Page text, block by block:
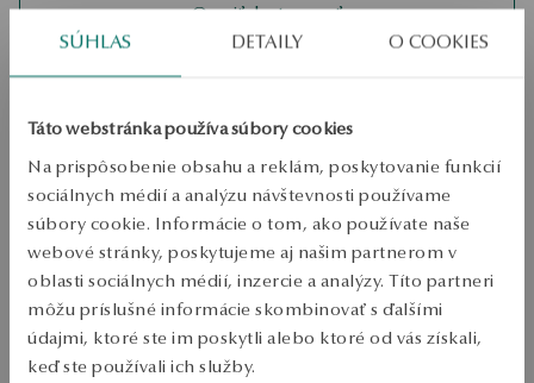
SÚHLAS DETAILY O COOKIES
Táto webstránka používa súbory cookies
Na prispôsobenie obsahu a reklám, poskytovanie funkcií
sociálnych médií a analýzu návštevnosti používame
súbory cookie. Informácie o tom, ako používate naše
webové stránky, poskytujeme aj našim partnerom v
oblasti sociálnych médií, inzercie a analýzy. Títo partneri
môžu príslušné informácie skombinovať s ďalšími
údajmi, ktoré ste im poskytli alebo ktoré od vás získali,
keď ste používali ich služby.
Overiť dostupnosť
PODROBNOSTI
Kov: zlatý
Bodov: 375
Výzdoba: 27 diamantov s celkovou hmotnosťou 0.06ct H/SI-I1 kvalita
Celková hmotnosť: 1.59 g